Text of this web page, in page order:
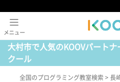
大村市で人気のKOOVパート
クール
全国のプログラミング教室検索 > 長